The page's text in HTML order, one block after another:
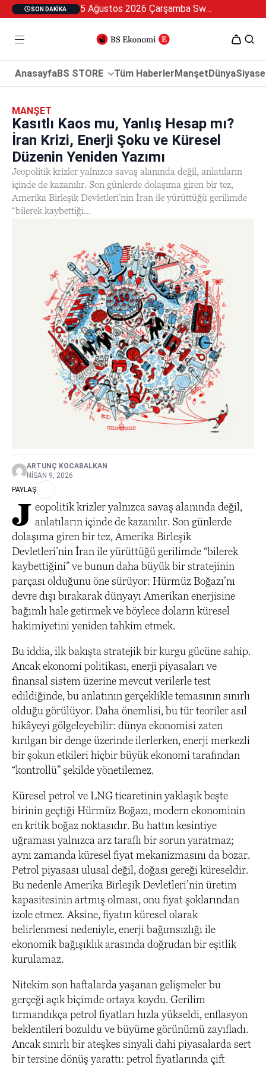
SON DAKIKA 5 Ağustos 2026 Çarşamba Swan Özel 2
AnasayfaBS STORE Tüm HaberlerManşetDünya
MANŞET
Kasıtlı Kaos mu, Yanlış Hesap mı?
İran Krizi, Enerji Şoku ve Küresel
Düzenin Yeniden Yazımı
Jeopolitik krizler yalnızca savaş alanında değil, anlatıların
içinde de kazanılır. Son günlerde dolaşıma giren bir tez,
Amerika Birleşik Devletleri’nin İran ile yürüttüğü gerilimde
“bilerek kaybettiği...
ARTUNÇ KOCABALKAN
NISAN 9, 2026
PAYLAŞ
J eopolitik krizler yalnızca savaş alanında değil,
anlatıların içinde de kazanılır. Son günlerde
dolaşıma giren bir tez, Amerika Birleşik
Devletleri’nin İran ile yürüttüğü gerilimde “bilerek
kaybettiğini” ve bunun daha büyük bir stratejinin
parçası olduğunu öne sürüyor: Hürmüz Boğazı’nı
devre dışı bırakarak dünyayı Amerikan enerjisine
bağımlı hale getirmek ve böylece doların küresel
hakimiyetini yeniden tahkim etmek.
Bu iddia, ilk bakışta stratejik bir kurgu gücüne sahip.
Ancak ekonomi politikası, enerji piyasaları ve
finansal sistem üzerine mevcut verilerle test
edildiğinde, bu anlatının gerçeklikle temasının sınırlı
olduğu görülüyor. Daha önemlisi, bu tür teoriler asıl
hikâyeyi gölgeleyebilir: dünya ekonomisi zaten
kırılgan bir denge üzerinde ilerlerken, enerji merkezli
bir şokun etkileri hiçbir büyük ekonomi tarafından
“kontrollü” şekilde yönetilemez.
Küresel petrol ve LNG ticaretinin yaklaşık beşte
birinin geçtiği Hürmüz Boğazı, modern ekonominin
en kritik boğaz noktasıdır. Bu hattın kesintiye
uğraması yalnızca arz taraflı bir sorun yaratmaz;
aynı zamanda küresel fiyat mekanizmasını da bozar.
Petrol piyasası ulusal değil, doğası gereği küreseldir.
Bu nedenle Amerika Birleşik Devletleri’nin üretim
kapasitesinin artmış olması, onu fiyat şoklarından
izole etmez. Aksine, fiyatın küresel olarak
belirlenmesi nedeniyle, enerji bağımsızlığı ile
ekonomik bağışıklık arasında doğrudan bir eşitlik
kurulamaz.
Nitekim son haftalarda yaşanan gelişmeler bu
gerçeği açık biçimde ortaya koydu. Gerilim
tırmandıkça petrol fiyatları hızla yükseldi, enflasyon
beklentileri bozuldu ve büyüme görünümü zayıfladı.
Ancak sınırlı bir ateşkes sinyali dahi piyasalarda sert
bir tersine dönüş yarattı: petrol fiyatlarında çift